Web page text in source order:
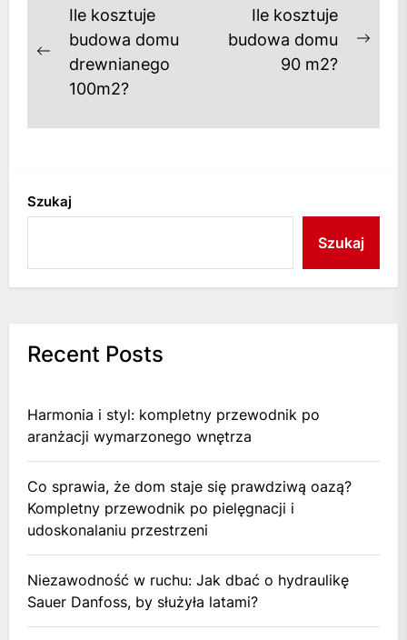
Nawigacja
wpisu
Previous
post:
Ile kosztuje
budowa domu
drewnianego
100m2?
Ile kosztuje
budowa domu
90 m2?
Szukaj
Szukaj
Recent Posts
Harmonia i styl: kompletny przewodnik po
aranżacji wymarzonego wnętrza
Co sprawia, że dom staje się prawdziwą oazą?
Kompletny przewodnik po pielęgnacji i
udoskonalaniu przestrzeni
Niezawodność w ruchu: Jak dbać o hydraulikę
Sauer Danfoss, by służyła latami?